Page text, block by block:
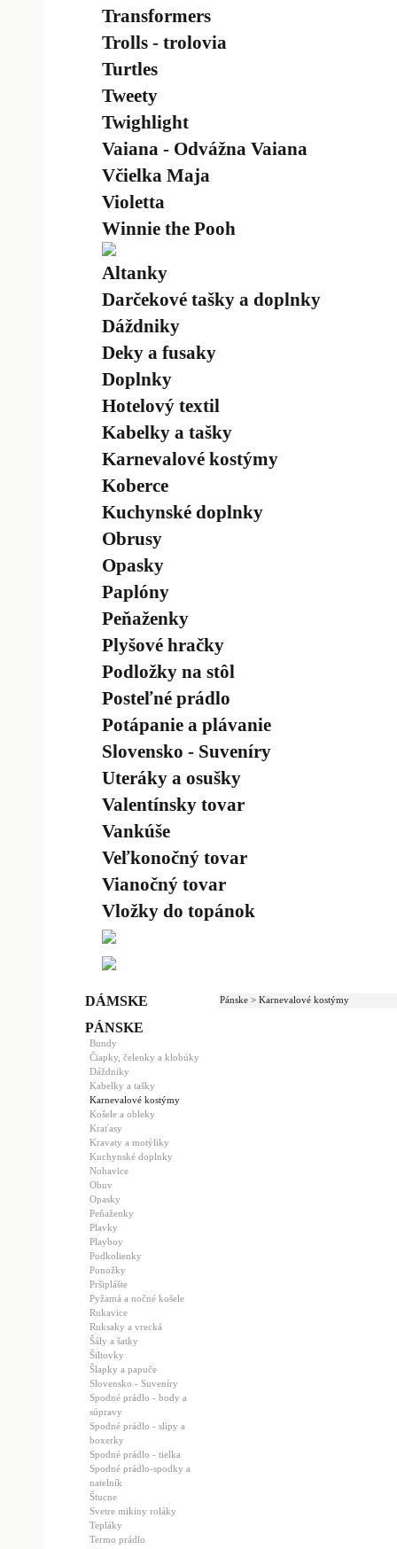
Transformers
Trolls - trolovia
Turtles
Tweety
Twighlight
Vaiana - Odvážna Vaiana
Včielka Maja
Violetta
Winnie the Pooh
Altanky
Darčekové tašky a doplnky
Dáždniky
Deky a fusaky
Doplnky
Hotelový textil
Kabelky a tašky
Karnevalové kostýmy
Koberce
Kuchynské doplnky
Obrusy
Opasky
Paplóny
Peňaženky
Plyšové hračky
Podložky na stôl
Posteľné prádlo
Potápanie a plávanie
Slovensko - Suveníry
Uteráky a osušky
Valentínsky tovar
Vankúše
Veľkonočný tovar
Vianočný tovar
Vložky do topánok
DÁMSKE
PÁNSKE
Bundy
Čiapky, čelenky a klobúky
Dáždniky
Kabelky a tašky
Karnevalové kostýmy
Košele a obleky
Kraťasy
Kravaty a motýliky
Kuchynské doplnky
Nohavice
Obuv
Opasky
Peňaženky
Plavky
Playboy
Podkolienky
Ponožky
Pršiplášte
Pyžamá a nočné košele
Rukavice
Ruksaky a vrecká
Šály a šatky
Šiltovky
Šlapky a papuče
Slovensko - Suveníry
Spodné prádlo - body a
súpravy
Spodné prádlo - slipy a
boxerky
Spodné prádlo - tielka
Spodné prádlo-spodky a
natelník
Štucne
Svetre mikiny roláky
Tepláky
Termo prádlo
Pánske > Karnevalové kostýmy